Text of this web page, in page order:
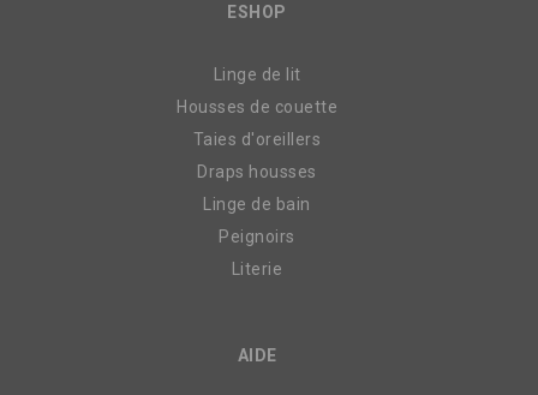
ESHOP
Linge de lit
Housses de couette
Taies d'oreillers
Draps housses
Linge de bain
Peignoirs
Literie
AIDE